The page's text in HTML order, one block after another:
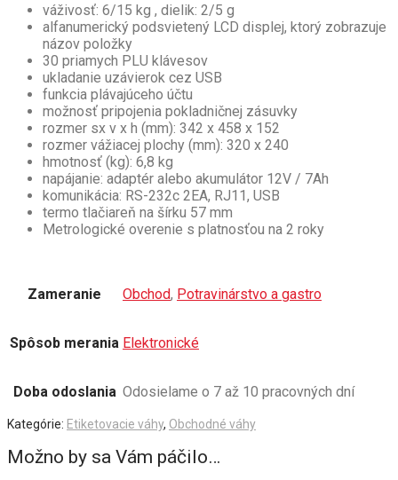
váživosť: 6/15 kg , dielik: 2/5 g
alfanumerický podsvietený LCD displej, ktorý zobrazuje
názov položky
30 priamych PLU klávesov
ukladanie uzávierok cez USB
funkcia plávajúceho účtu
možnosť pripojenia pokladničnej zásuvky
rozmer sx v x h (mm): 342 x 458 x 152
rozmer vážiacej plochy (mm): 320 x 240
hmotnosť (kg): 6,8 kg
napájanie: adaptér alebo akumulátor 12V / 7Ah
komunikácia: RS-232c 2EA, RJ11, USB
termo tlačiareň na šírku 57 mm
Metrologické overenie s platnosťou na 2 roky
Zameranie Obchod, Potravinárstvo a gastro
Spôsob merania Elektronické
Doba odoslania Odosielame o 7 až 10 pracovných dní
Kategórie: Etiketovacie váhy, Obchodné váhy
Možno by sa Vám páčilo…